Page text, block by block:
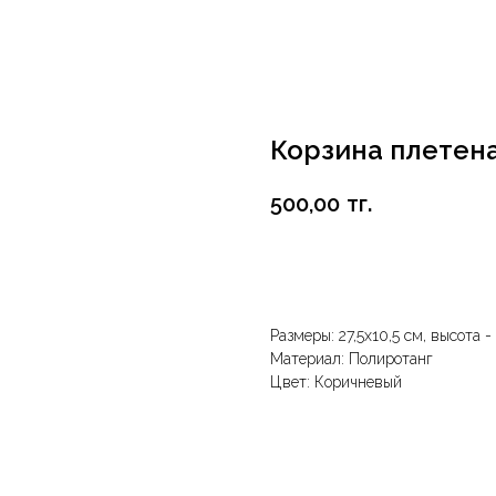
Корзина
500,00 тг.
Размеры: 27,5х10,5 см, высота
Материал: Полиротанг
Цвет: Коричневый